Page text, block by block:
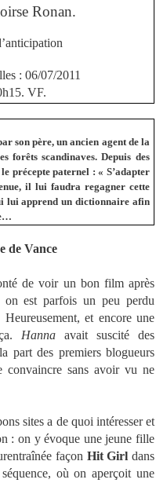
Ronan.
: 06/07/2011
VF.
son père, un ancien agent de la
forêts scandinaves. Depuis des
précepte paternel : « S’adapter
il lui faudra regagner cette
lui apprend un dictionnaire afin
de Vance
de voir un bon film après
on est parfois un peu perdu
et encore une
Hanna avait suscité des
part des premiers blogueurs
convaincre sans avoir vu ne
sites a de quoi intéresser et
: on y évoque une jeune fille
façon Hit Girl dans
où on aperçoit une